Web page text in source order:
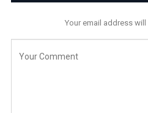
Your email address will